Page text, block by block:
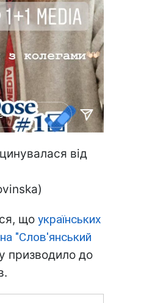
від
що українських
"Слов'янський
призводило до